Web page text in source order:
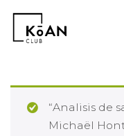
“Analisis de
Michaël